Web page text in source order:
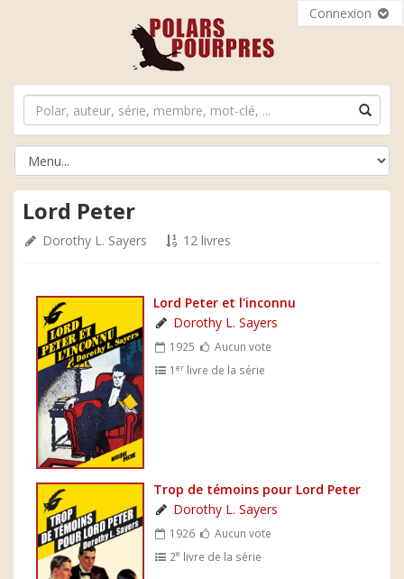
Connexion
Lord Peter
Dorothy L. Sayers 12 livres
Lord Peter et l'inconnu
Dorothy L. Sayers
1925
Aucun vote
1er livre de la série
Trop de témoins pour Lord Peter
Dorothy L. Sayers
1926
Aucun vote
2e livre de la série